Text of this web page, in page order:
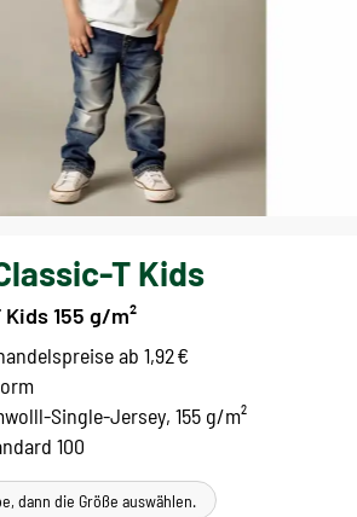
T Kids
155 g/m²
ab 1,92 €
Single-Jersey, 155 g/m²
100
dann die Größe auswählen.